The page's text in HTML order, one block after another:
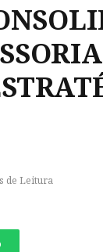
de Leitura